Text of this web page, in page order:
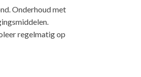
Onderhoud met
regelmatig op